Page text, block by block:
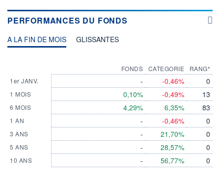
PERFORMANCES DU FONDS
A LA FIN DE MOIS GLISSANTES
1er JANV.
1 MOIS
6 MOIS
1 AN
3 ANS
5 ANS
10 ANS
FONDS
-
0,10%
4,29%
-
-
-
-
CATEGORIE
-0,46%
-0,49%
6,35%
-0,46%
21,70%
28,57%
56,77%
RANG*
0
13
83
0
0
0
0